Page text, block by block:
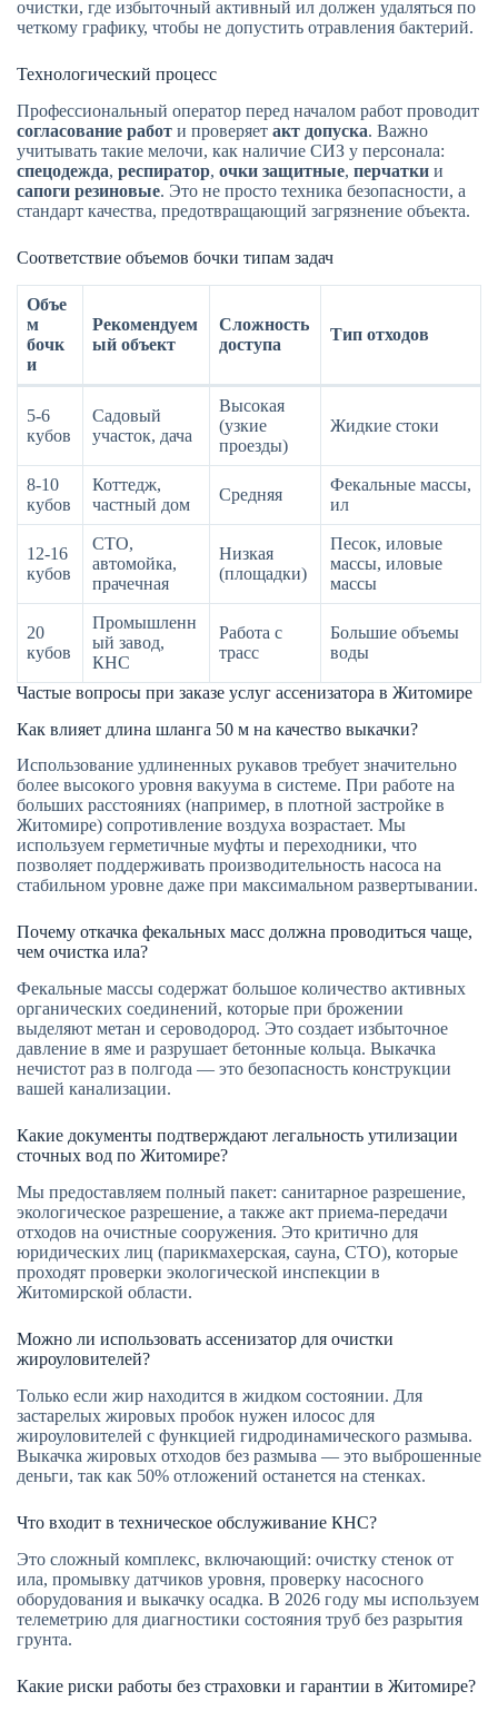
очистки, где избыточный активный ил должен удаляться по
четкому графику, чтобы не допустить отравления бактерий.
Технологический процесс
Профессиональный оператор перед началом работ проводит
согласование работ и проверяет акт допуска. Важно
учитывать такие мелочи, как наличие СИЗ у персонала:
спецодежда, респиратор, очки защитные, перчатки и
сапоги резиновые. Это не просто техника безопасности, а
стандарт качества, предотвращающий загрязнение объекта.
Соответствие объемов бочки типам задач
Объе
м
бочк
и
Рекомендуем
ый объект
Сложность
доступа
Тип отходов
5-6
кубов
Садовый
участок, дача
Высокая
(узкие
проезды)
Жидкие стоки
8-10
кубов
Коттедж,
частный дом
Средняя
Фекальные массы,
ил
12-16
кубов
СТО,
автомойка,
прачечная
Низкая
(площадки)
Песок, иловые
массы, иловые
массы
20
кубов
Промышленн
ый завод,
КНС
Работа с
трасс
Большие объемы
воды
Частые вопросы при заказе услуг ассенизатора в Житомире
Как влияет длина шланга 50 м на качество выкачки?
Использование удлиненных рукавов требует значительно
более высокого уровня вакуума в системе. При работе на
больших расстояниях (например, в плотной застройке в
Житомире) сопротивление воздуха возрастает. Мы
используем герметичные муфты и переходники, что
позволяет поддерживать производительность насоса на
стабильном уровне даже при максимальном развертывании.
Почему откачка фекальных масс должна проводиться чаще,
чем очистка ила?
Фекальные массы содержат большое количество активных
органических соединений, которые при брожении
выделяют метан и сероводород. Это создает избыточное
давление в яме и разрушает бетонные кольца. Выкачка
нечистот раз в полгода — это безопасность конструкции
вашей канализации.
Какие документы подтверждают легальность утилизации
сточных вод по Житомире?
Мы предоставляем полный пакет: санитарное разрешение,
экологическое разрешение, а также акт приема-передачи
отходов на очистные сооружения. Это критично для
юридических лиц (парикмахерская, сауна, СТО), которые
проходят проверки экологической инспекции в
Житомирской области.
Можно ли использовать ассенизатор для очистки
жироуловителей?
Только если жир находится в жидком состоянии. Для
застарелых жировых пробок нужен илосос для
жироуловителей с функцией гидродинамического размыва.
Выкачка жировых отходов без размыва — это выброшенные
деньги, так как 50% отложений останется на стенках.
Что входит в техническое обслуживание КНС?
Это сложный комплекс, включающий: очистку стенок от
ила, промывку датчиков уровня, проверку насосного
оборудования и выкачку осадка. В 2026 году мы используем
телеметрию для диагностики состояния труб без разрытия
грунта.
Какие риски работы без страховки и гарантии в Житомире?